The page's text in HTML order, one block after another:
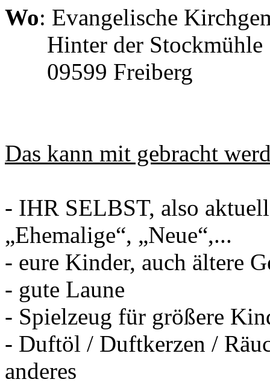
Wo: Evangelische
Hinter der Stockmühle
09599 Freiberg
Das kann mit gebracht
- IHR SELBST, also
„Ehemalige“, „Neue“,...
- eure Kinder, auch ältere
- gute Laune
- Spielzeug für größere
- Duftöl / Duftkerzen /
anderes